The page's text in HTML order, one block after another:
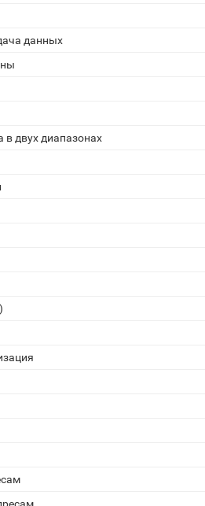
данных
двух диапазонах